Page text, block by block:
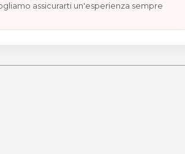
assicurarti un'esperienza sempre